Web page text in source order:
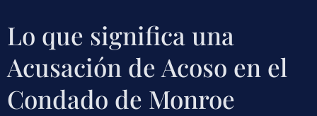
Lo que significa una
Acusación de Acoso en el
Condado de Monroe